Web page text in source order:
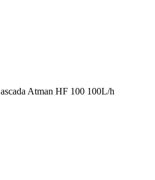
Atman HF 100 100L/h